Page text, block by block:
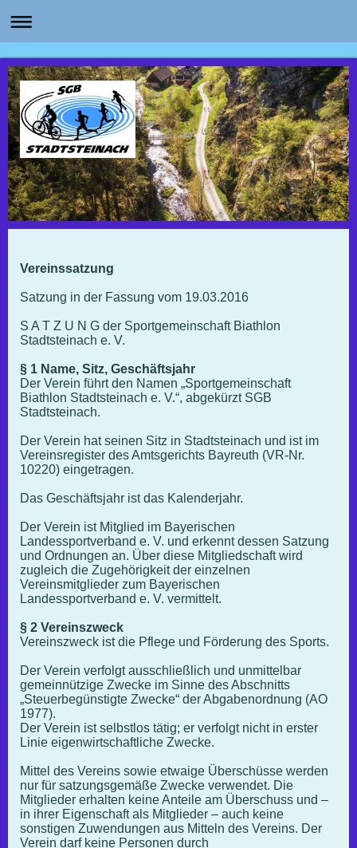
Vereinssatzung
Satzung in der Fassung vom 19.03.2016
S A T Z U N G der Sportgemeinschaft Biathlon
Stadtsteinach e. V.
§ 1 Name, Sitz, Geschäftsjahr
Der Verein führt den Namen „Sportgemeinschaft
Biathlon Stadtsteinach e. V.“, abgekürzt SGB
Stadtsteinach.
Der Verein hat seinen Sitz in Stadtsteinach und ist im
Vereinsregister des Amtsgerichts Bayreuth (VR-Nr.
10220) eingetragen.
Das Geschäftsjahr ist das Kalenderjahr.
Der Verein ist Mitglied im Bayerischen
Landessportverband e. V. und erkennt dessen Satzung
und Ordnungen an. Über diese Mitgliedschaft wird
zugleich die Zugehörigkeit der einzelnen
Vereinsmitglieder zum Bayerischen
Landessportverband e. V. vermittelt.
§ 2 Vereinszweck
Vereinszweck ist die Pflege und Förderung des Sports.
Der Verein verfolgt ausschließlich und unmittelbar
gemeinnützige Zwecke im Sinne des Abschnitts
„Steuerbegünstigte Zwecke“ der Abgabenordnung (AO
1977).
Der Verein ist selbstlos tätig; er verfolgt nicht in erster
Linie eigenwirtschaftliche Zwecke.
Mittel des Vereins sowie etwaige Überschüsse werden
nur für satzungsgemäße Zwecke verwendet. Die
Mitglieder erhalten keine Anteile am Überschuss und –
in ihrer Eigenschaft als Mitglieder – auch keine
sonstigen Zuwendungen aus Mitteln des Vereins. Der
Verein darf keine Personen durch